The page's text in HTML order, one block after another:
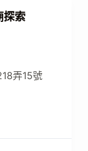
探索
弄15號